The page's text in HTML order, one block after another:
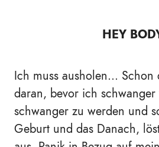
HEY
Ich muss ausholen... Schon
daran, bevor ich schwanger
schwanger zu werden und
Geburt und das Danach,